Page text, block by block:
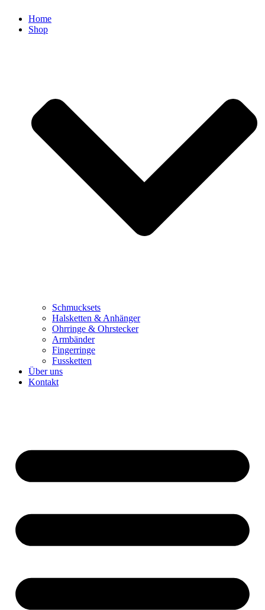
Home
Shop
Schmucksets
Halsketten & Anhänger
Ohrringe & Ohrstecker
Armbänder
Fingerringe
Fussketten
Über uns
Kontakt